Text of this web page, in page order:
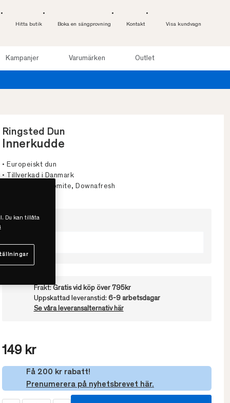
Hitta butik Boka en sängprovning Kontakt Visa kundvagn
Kampanjer Varumärken Outlet
Ringsted Dun
Innerkudde
• Europeiskt dun
• Tillverkad i Danmark
• OEKO-TEX, Nomite, Downafresh
Frakt: Gratis vid köp över 795kr
Uppskattad leveranstid: 6-9 arbetsdagar
Se våra leveransalternativ här
149 kr
Få 200 kr rabatt!
Prenumerera på nyhetsbrevet här.
Du kan tillåta